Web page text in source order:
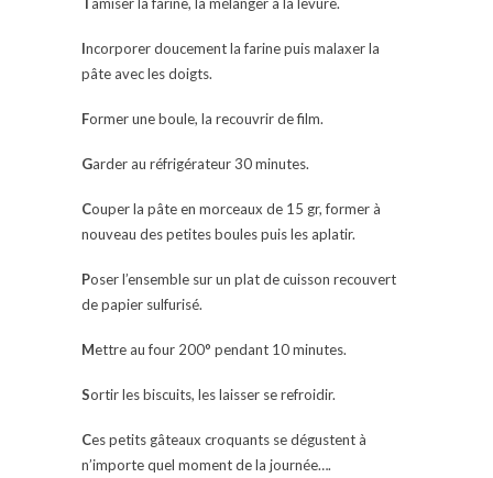
Tamiser la farine, la mélanger à la levure.
Incorporer doucement la farine puis malaxer la
pâte avec les doigts.
Former une boule, la recouvrir de film.
Garder au réfrigérateur 30 minutes.
Couper la pâte en morceaux de 15 gr, former à
nouveau des petites boules puis les aplatir.
Poser l’ensemble sur un plat de cuisson recouvert
de papier sulfurisé.
Mettre au four 200° pendant 10 minutes.
Sortir les biscuits, les laisser se refroidir.
Ces petits gâteaux croquants se dégustent à
n’importe quel moment de la journée….